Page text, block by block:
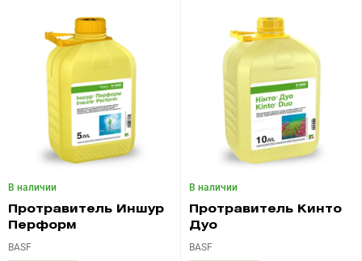
В наличии
Протравитель Иншур
Перформ
BASF
В наличии
Протравитель Кинто
Дуо
BASF